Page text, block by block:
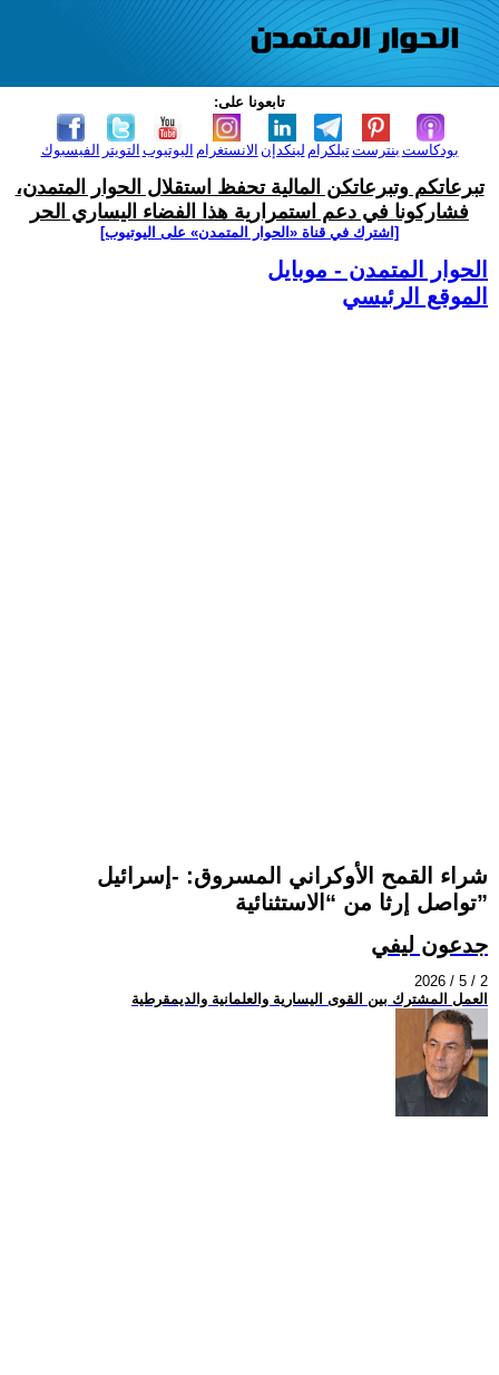
تابعونا على:
الفيسبوك التويتر اليوتيوب الانستغرام لينكدإن تيلكرامبنترست بودكاست
تبرعاتكم وتبرعاتكن المالية تحفظ استقلال الحوار المتمدن،
فشاركونا في دعم استمرارية هذا الفضاء اليساري الحر
[اشترك في قناة ‫«الحوار المتمدن» على اليوتيوب]
الحوار المتمدن - موبايل
الموقع الرئيسي
شراء القمح الأوكراني المسروق: -إسرائيل
تواصل إرثا من “الاستثنائية”
جدعون ليفي
2026 / 5 / 2
العمل المشترك بين القوى اليسارية والعلمانية والديمقرطية